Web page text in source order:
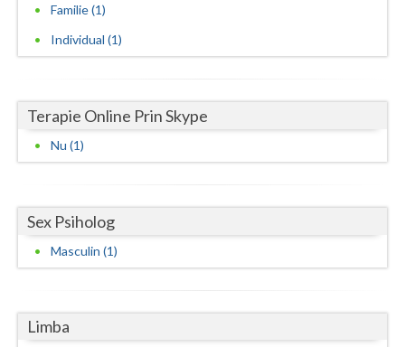
Vrancea
Familie (1)
Individual (1)
Terapie Online Prin Skype
Nu (1)
Sex Psiholog
Masculin (1)
Limba